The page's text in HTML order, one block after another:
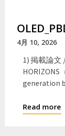
4月 10, 2026
1) 掲載論文
HORIZONS
generation
Read more